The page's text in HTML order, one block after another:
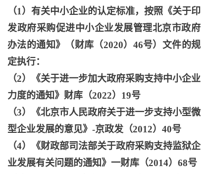
（1）有关中小企业的认定标准，按照《关于印
发政府采购促进中小企业发展管理北京市政府
办法的通知》（财库（2020）46号）文件的规
定执行：
（2）《关于进一步加大政府采购支持中小企业
力度的通知》财库（2022）19号
（3）《北京市人民政府关于进一步支持小型微
型企业发展的意见》-京政发（2012）40号
（4）《财政部司法部关于政府采购支持监狱企
业发展有关问题的通知》一财库（2014）68号